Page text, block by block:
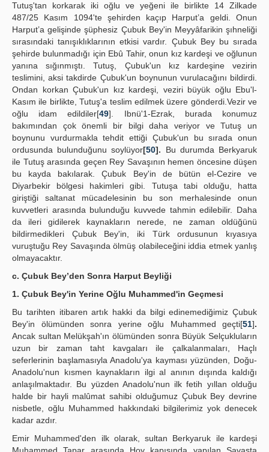
Tutuş'tan korkarak iki oğlu ve yeğeni ile birlikte 14 Zilkade
487/25 Kasım 1094'te şehirden kaçıp Harput’a geldi. Onun
Harput’a gelişinde şüphesiz Çubuk Bey'in Meyyâfarikin şıhneliği
sırasındaki tanışıklıklarının etkisi vardır. Çubuk Bey bu sırada
şehirde bulunmadığı için Ebû Tahir, onun kız kardeşi ve oğlunun
yanına sığınmıştı. Tutuş, Çubuk'un kız kardeşine vezirin
teslimini, aksi takdirde Çubuk'un boynunun vurulacağını bildirdi.
Ondan korkan Çubuk'un kız kardeşi, veziri büyük oğlu Ebu'l-
Kasım ile birlikte, Tutuş'a teslim edilmek üzere gönderdi.Vezir ve
oğlu idam edildiler[49]. Ibnü'1-Ezrak, burada konumuz
bakımından çok önemli bir bilgi daha veriyor ve Tutuş un
boynunu vurdurmakla tehdit ettiği Çubuk'un bu sırada onun
ordusunda bulunduğunu soylüyor[50]. Bu durumda Berkyaruk
ile Tutuş arasında geçen Rey Savaşının hemen öncesine düşen
bu kayda bakılarak. Çubuk Bey'in de bütün el-Cezire ve
Diyarbekir bölgesi hakimleri gibi. Tutuşa tabi olduğu, hatta
giriştiği saltanat mücadelesinin bu son merhalesinde onun
kuvvetleri arasında bulunduğu kuvvede tahmin edilebilir. Daha
da ileri gidilerek kaynakların nerede, ne zaman oldüğünü
bildirmedikleri Çubuk Bey'in, iki Türk ordusunun kıyasıya
vuruştuğu Rey Savaşında ölmüş olabileceğini iddia etmek yanlış
olmayacaktır.
c. Çubuk Bey’den Sonra Harput Beyliği
1. Çubuk Bey'in Yerine Oğlu Muhammed'in Geçmesi
Bu tarihten itibaren artık hakki da bilgi edinemediğimiz Çubuk
Bey'in ölümünden sonra yerine oğlu Muhammed geçti[51].
Ancak sultan Melükşah'ın ölümünden sonra Büyük Selçukluların
uzun bir zaman taht kavgaları ile çalkalanmaları, Haçlı
seferlerinin başlamasıyla Anadolu'ya kayması yüzünden, Doğu-
Anadolu'nun kısmen kaynakların ilgi al anının dışında kaldığı
anlaşılmaktadır. Bu yüzden Anadolu'nun ilk fetih yıllan olduğu
halde bir hayli malûmat sahibi olduğumuz Çubuk Bey devrine
nisbetle, oğlu Muhammed hakkındaki bilgilerimiz yok denecek
kadar azdır.
Emir Muhammed'den ilk olarak, sultan Berkyaruk ile kardeşi